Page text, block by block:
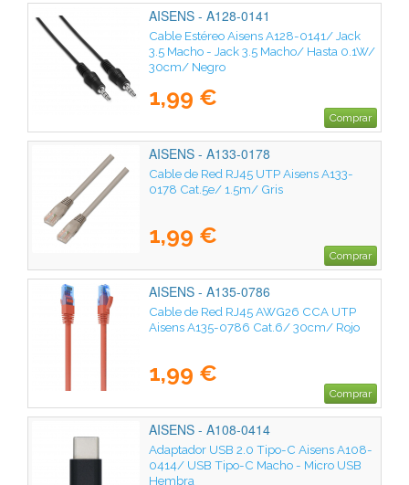
AISENS - A128-0141
Cable Estéreo Aisens A128-0141/ Jack
3.5 Macho - Jack 3.5 Macho/ Hasta 0.1W/
30cm/ Negro
1,99 €
Comprar
AISENS - A133-0178
Cable de Red RJ45 UTP Aisens A133-
0178 Cat.5e/ 1.5m/ Gris
1,99 €
Comprar
AISENS - A135-0786
Cable de Red RJ45 AWG26 CCA UTP
Aisens A135-0786 Cat.6/ 30cm/ Rojo
1,99 €
Comprar
AISENS - A108-0414
Adaptador USB 2.0 Tipo-C Aisens A108-
0414/ USB Tipo-C Macho - Micro USB
Hembra